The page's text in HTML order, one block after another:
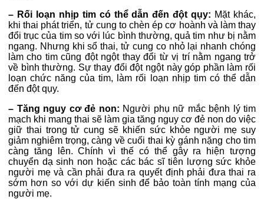
– Rối loạn nhịp tim có thể dẫn đến đột qụy: Mặt khác,
khi thai phát triển, tử cung to chèn ép cơ hoành và làm thay
đổi trục của tim so với lúc bình thường, quả tim như bị nằm
ngang. Nhưng khi sổ thai, tử cung co nhỏ lại nhanh chóng
làm cho tim cũng đột ngột thay đổi từ vị trí nằm ngang trở
về bình thường. Sự thay đổi đột ngột này góp phần làm rối
loạn chức năng của tim, làm rối loạn nhịp tim có thể dẫn
đến đột qụy.
– Tăng nguy cơ đẻ non: Người phụ nữ mắc bệnh lý tim
mạch khi mang thai sẽ làm gia tăng nguy cơ đẻ non do việc
giữ thai trong tử cung sẽ khiến sức khỏe người mẹ suy
giảm nghiêm trọng, càng về cuối thai kỳ gánh nặng cho tim
càng tăng lên. Chính vì thế có thể gây ra hiện tượng
chuyển dạ sinh non hoặc các bác sĩ tiên lượng sức khỏe
người mẹ và cần phải đưa ra quyết định phải đưa thai ra
sớm hơn so với dự kiến sinh để bảo toàn tính mạng của
người mẹ.